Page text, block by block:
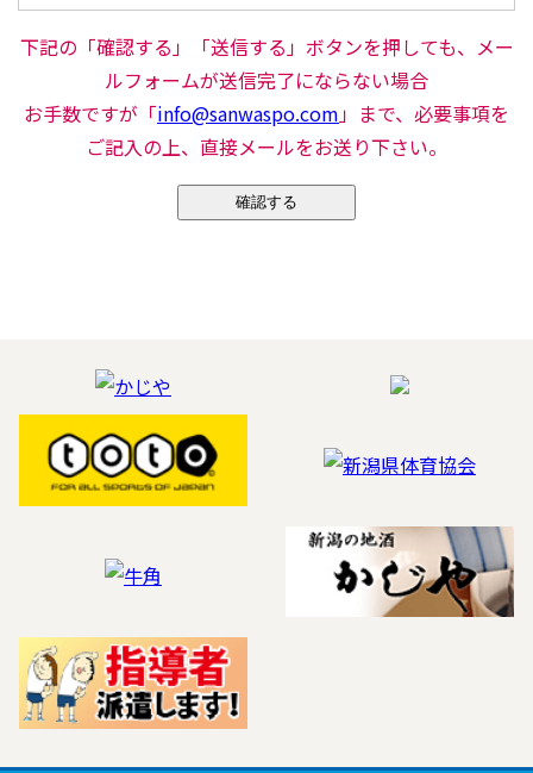
下記の「確認する」「送信する」ボタンを押しても、メー
ルフォームが送信完了にならない場合
お手数ですが「info@sanwaspo.com」まで、必要事項を
ご記入の上、直接メールをお送り下さい。